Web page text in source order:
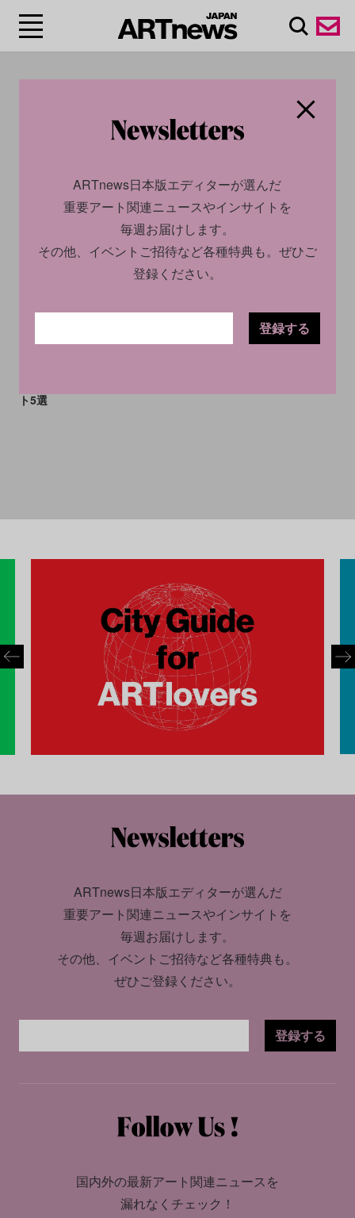
アートで開運！ 杉本博司が手
ト5選
ARTnews日本版エディターが選んだ
重要アート関連ニュースやインサイトを
毎週お届けします。
その他、イベントご招待など各種特典も。
ぜひご登録ください。
登録する
国内外の最新アート関連ニュースを
漏れなくチェック！
ARTnews日本版エディターが選んだ
重要アート関連ニュースやインサイトを
毎週お届けします。
その他、イベントご招待など各種特典も。ぜひご
登録ください。
登録する